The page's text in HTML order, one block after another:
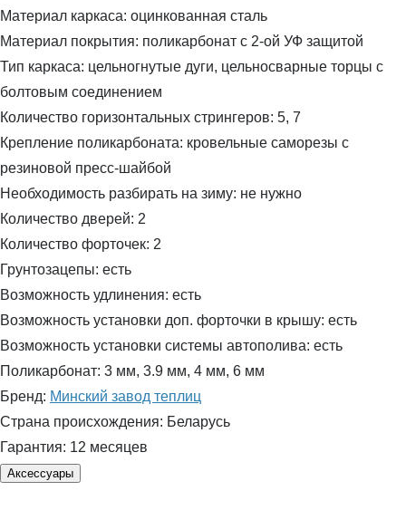
Материал каркаса: оцинкованная сталь
Материал покрытия: поликарбонат с 2-ой УФ защитой
Тип каркаса: цельногнутые дуги, цельносварные торцы с
болтовым соединением
Количество горизонтальных стрингеров: 5, 7
Крепление поликарбоната: кровельные саморезы с
резиновой пресс-шайбой
Необходимость разбирать на зиму: не нужно
Количество дверей: 2
Количество форточек: 2
Грунтозацепы: есть
Возможность удлинения: есть
Возможность установки доп. форточки в крышу: есть
Возможность установки системы автополива: есть
Поликарбонат: 3 мм, 3.9 мм, 4 мм, 6 мм
Бренд: Минский завод теплиц
Страна происхождения: Беларусь
Гарантия: 12 месяцев
Аксессуары